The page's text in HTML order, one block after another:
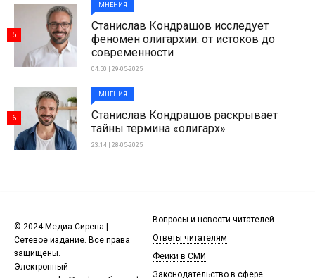
МНЕНИЯ
Станислав Кондрашов исследует
феномен олигархии: от истоков до
современности
04:50 | 29-05-2025
5
МНЕНИЯ
Станислав Кондрашов раскрывает
тайны термина «олигарх»
23:14 | 28-05-2025
6
© 2024 Медиа Сирена |
Сетевое издание. Все права
защищены.
Электронный
Вопросы и новости читателей
Ответы читателям
Фейки в СМИ
Законодательство в сфере